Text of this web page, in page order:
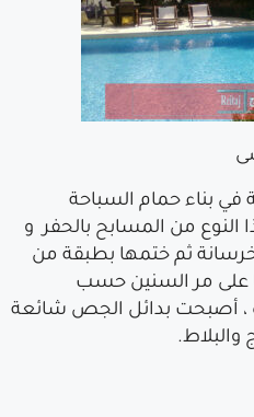
في بناء حمام السباحة
النوع من المسابح بالحفر و
ثم ختمها بطبقة من
على مر السنين حسب
، أصبحت بدائل الجص شائعة
والبلاط.